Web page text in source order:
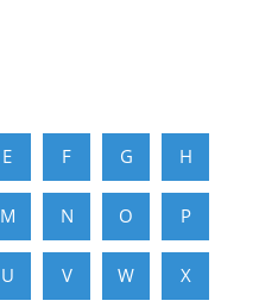
E F G H
M N O P
U V W X